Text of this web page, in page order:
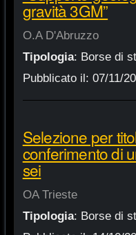
gravità 3GM”
O.A D'Abruzzo
Tipologia: Borse di
Pubblicato il: 07/11/
Selezione per
conferimento di
sei
OA Trieste
Tipologia: Borse di